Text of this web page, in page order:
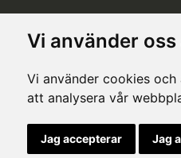
Vi använder
Vi använder cookies
att analysera vår
Jag accepterar Jag
This site is protected by Google